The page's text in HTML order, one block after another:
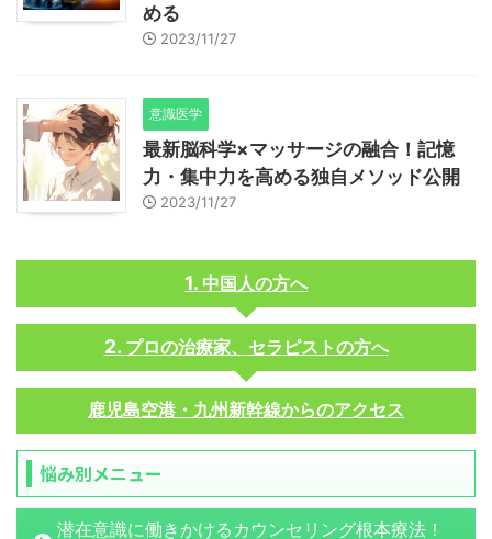
める
2023/11/27
意識医学
最新脳科学×マッサージの融合！記憶
力・集中力を高める独自メソッド公開
2023/11/27
中国人の方へ
プロの治療家、セラピストの方へ
鹿児島空港・九州新幹線からのアクセス
悩み別メニュー
潜在意識に働きかけるカウンセリング根本療法！